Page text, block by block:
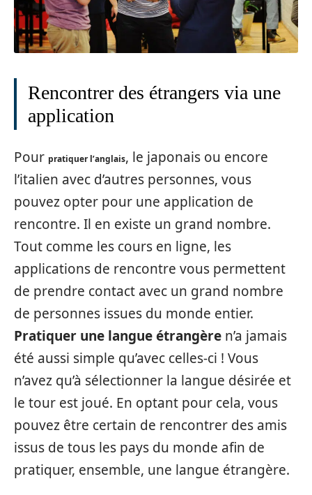
Rencontrer des étrangers via une
application
Pour pratiquer l’anglais, le japonais ou encore
l’italien avec d’autres personnes, vous
pouvez opter pour une application de
rencontre. Il en existe un grand nombre.
Tout comme les cours en ligne, les
applications de rencontre vous permettent
de prendre contact avec un grand nombre
de personnes issues du monde entier.
Pratiquer une langue étrangère n’a jamais
été aussi simple qu’avec celles-ci ! Vous
n’avez qu’à sélectionner la langue désirée et
le tour est joué. En optant pour cela, vous
pouvez être certain de rencontrer des amis
issus de tous les pays du monde afin de
pratiquer, ensemble, une langue étrangère.